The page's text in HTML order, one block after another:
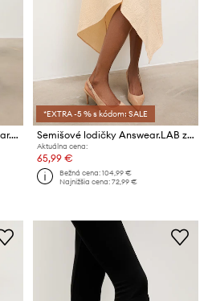
Dámske kožené šľapky Answear.LAB
*EXTRA -5 % s kódom: SALE
Semišové lodičky Answear.LAB z kolekcie Unscripted
Aktuálna cena:
65,99 €
Bežná cena:104,99 €
Najnižšia cena:72,99 €